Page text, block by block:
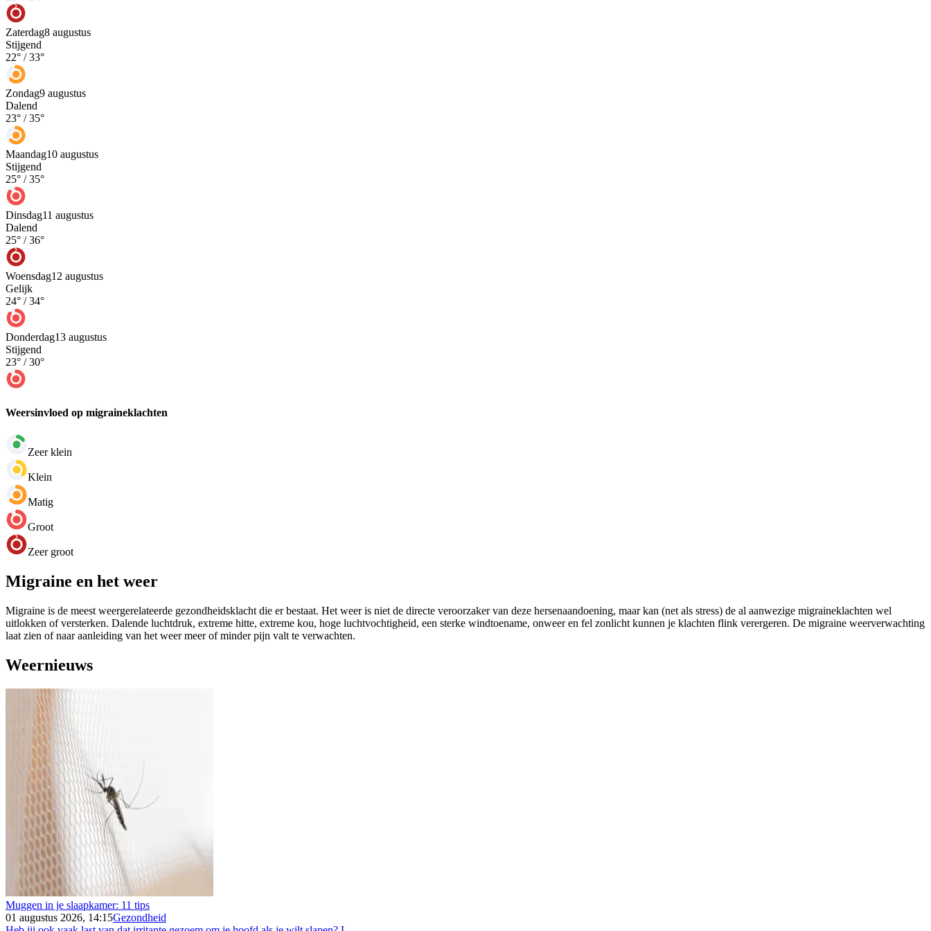
Zaterdag8 augustus
Stijgend
22° /33°
Zondag9 augustus
Dalend
23° /35°
Maandag10 augustus
Stijgend
25° /35°
Dinsdag11 augustus
Dalend
25° /36°
Woensdag12 augustus
Gelijk
24° /34°
Donderdag13 augustus
Stijgend
23° /30°
Weersinvloed op migraineklachten
Zeer klein
Klein
Matig
Groot
Zeer groot
Migraine en het weer
Migraine is de meest weergerelateerde gezondheidsklacht die er bestaat. Het weer is niet de directe veroorzaker van deze hersenaandoening, maar kan (net als stress) de al aanwezige migraineklachten wel
uitlokken of versterken. Dalende luchtdruk, extreme hitte, extreme kou, hoge luchtvochtigheid, een sterke windtoename, onweer en fel zonlicht kunnen je klachten flink verergeren. De migraine weerverwachting
laat zien of naar aanleiding van het weer meer of minder pijn valt te verwachten.
Weernieuws
Muggen in je slaapkamer: 11 tips
01 augustus 2026, 14:15Gezondheid